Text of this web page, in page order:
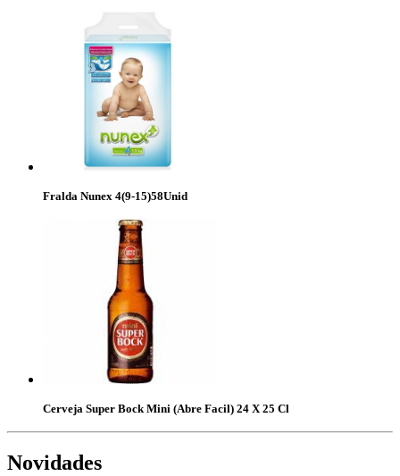
Fralda Nunex 4(9-15)58Unid
Cerveja Super Bock Mini (Abre Facil) 24 X 25 Cl
Novidades